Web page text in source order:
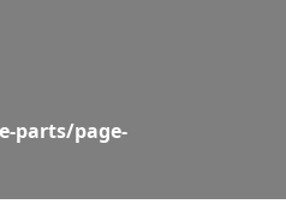
parts/page-